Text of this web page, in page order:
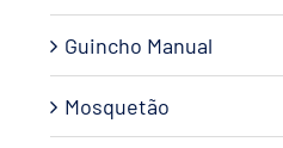
Guincho Manual
Mosquetão